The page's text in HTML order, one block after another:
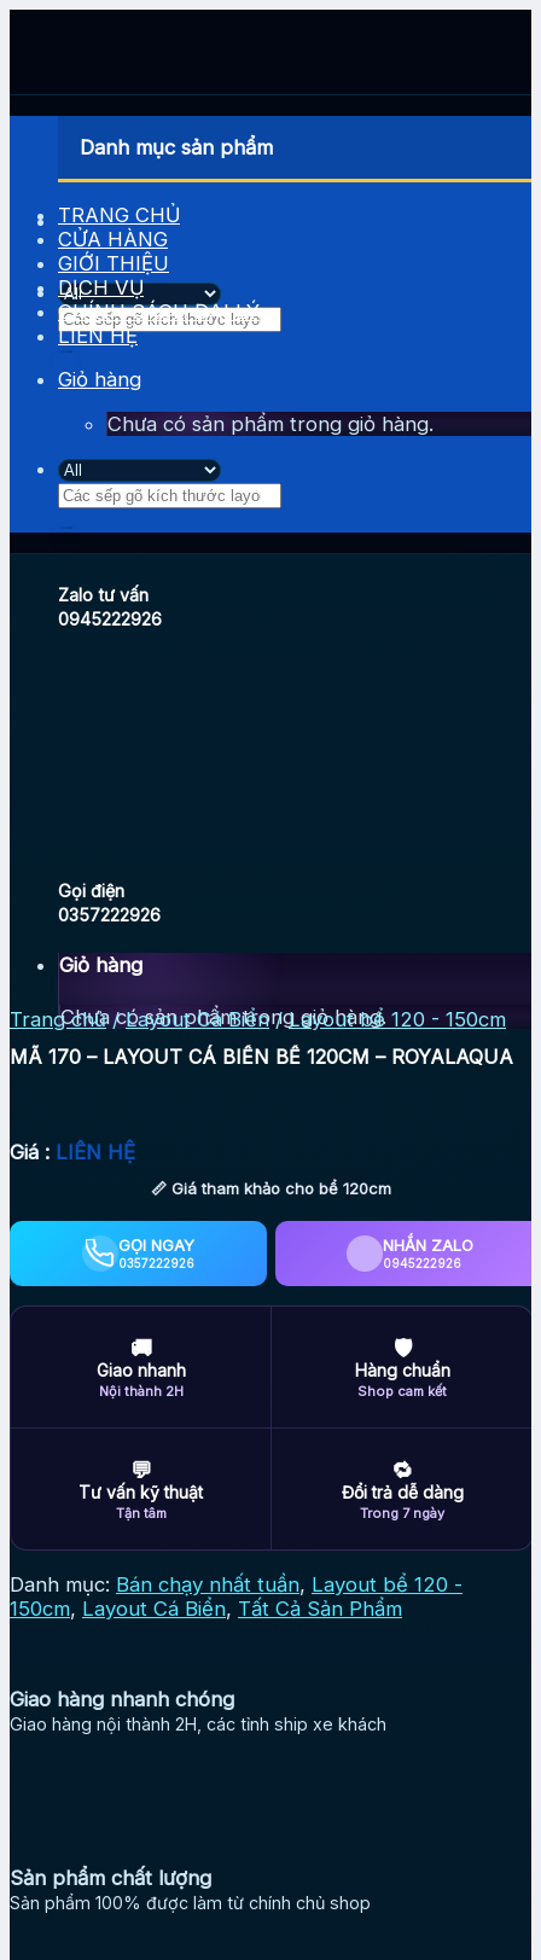
Tìm
kiếm:
Zalo tư vấn
0945222926
Gọi điện
0357222926
Giỏ hàng
Chưa có sản phẩm trong giỏ hàng.
Danh mục sản phẩm
TRANG CHỦ
CỬA HÀNG
GIỚI THIỆU
DỊCH VỤ
CHÍNH SÁCH ĐẠI LÝ
LIÊN HỆ
Giỏ hàng
Chưa có sản phẩm trong giỏ hàng.
Tìm
kiếm:
Trang chủ / Layout Cá Biển / Layout bể 120 - 150cm
MÃ 170 – LAYOUT CÁ BIỂN BỂ 120CM – ROYALAQUA
Giá : LIÊN HỆ
📏 Giá tham khảo cho bể 120cm
GỌI NGAY
0357222926
NHẮN ZALO
0945222926
🚚
Giao nhanh
Nội thành 2H
🛡
Hàng chuẩn
Shop cam kết
💬
Tư vấn kỹ thuật
Tận tâm
🔁
Đổi trả dễ dàng
Trong 7 ngày
Danh mục: Bán chạy nhất tuần, Layout bể 120 -
150cm, Layout Cá Biển, Tất Cả Sản Phẩm
Giao hàng nhanh chóng
Giao hàng nội thành 2H, các tỉnh ship xe khách
Sản phẩm chất lượng
Sản phẩm 100% được làm từ chính chủ shop